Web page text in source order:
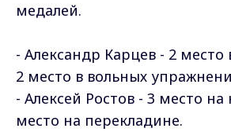
медалей.
- Александр Карцев - 2 место
2 место в вольных
- Алексей Ростов - 3 место на
место на перекладине.